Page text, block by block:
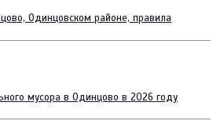
Одинцовском районе, правила
мусора в Одинцово в 2026 году